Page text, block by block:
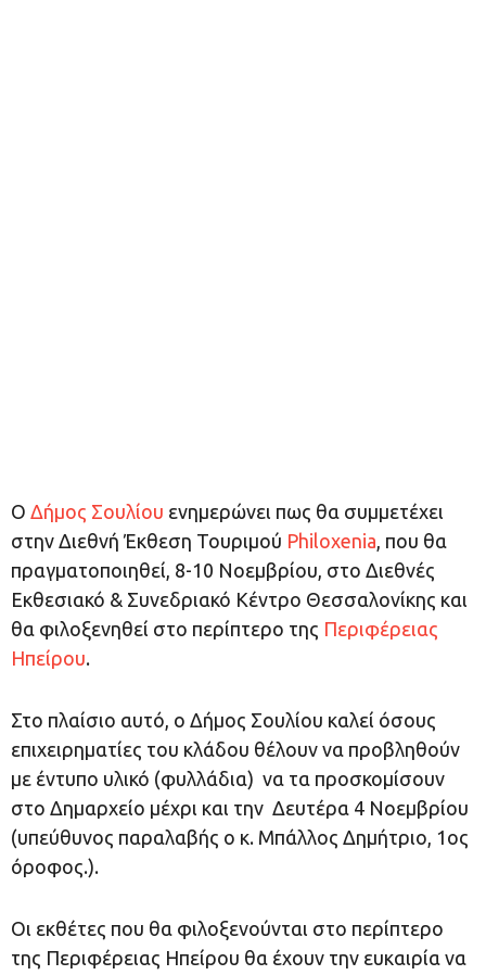
Ο Δήμος Σουλίου ενημερώνει πως θα συμμετέχει
στην Διεθνή Έκθεση Τουριμού Philoxenia, που θα
πραγματοποιηθεί, 8-10 Νοεμβρίου, στο Διεθνές
Εκθεσιακό & Συνεδριακό Κέντρο Θεσσαλονίκης και
θα φιλοξενηθεί στο περίπτερο της Περιφέρειας
Ηπείρου.
Στο πλαίσιο αυτό, ο Δήμος Σουλίου καλεί όσους
επιχειρηματίες του κλάδου θέλουν να προβληθούν
με έντυπο υλικό (φυλλάδια) να τα προσκομίσουν
στο Δημαρχείο μέχρι και την Δευτέρα 4 Νοεμβρίου
(υπεύθυνος παραλαβής ο κ. Μπάλλος Δημήτριο, 1ος
όροφος.).
Οι εκθέτες που θα φιλοξενούνται στο περίπτερο
της Περιφέρειας Ηπείρου θα έχουν την ευκαιρία να